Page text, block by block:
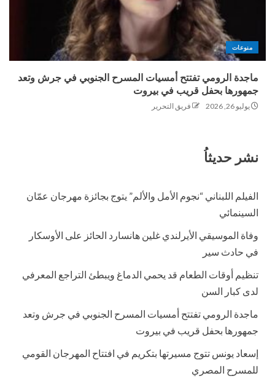
منوعات
ماجدة الرومي تفتتح أمسيات المسرح الجنوبي في جرش وتعد
جمهورها بحفل قريب في بيروت
يوليو 26, 2026 فريق التحرير
نشر حديثاُ
الفيلم اللبناني “نجوم الأمل والألم” يتوج بجائزة مهرجان عمّان
السينمائي
وفاة الموسيقي الأيرلندي غلين هانسارد الحائز على الأوسكار
في حادث سير
تنظيم أوقات الطعام قد يحمي الدماغ ويبطئ التراجع المعرفي
لدى كبار السن
ماجدة الرومي تفتتح أمسيات المسرح الجنوبي في جرش وتعد
جمهورها بحفل قريب في بيروت
إسعاد يونس تتوج مسيرتها بتكريم في افتتاح المهرجان القومي
للمسرح المصري